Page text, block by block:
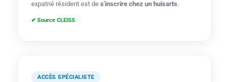
expatrié résident est de s'inscrire chez un huisarts.
✔ Source CLEISS
ACCÈS SPÉCIALISTE